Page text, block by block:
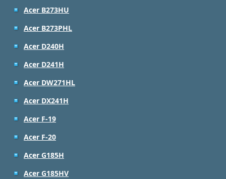
Acer B273HU
Acer B273PHL
Acer D240H
Acer D241H
Acer DW271HL
Acer DX241H
Acer F-19
Acer F-20
Acer G185H
Acer G185HV